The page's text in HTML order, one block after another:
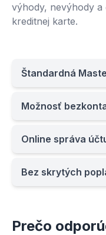
výhody, nevýhody a
kreditnej karte.
Štandardná
Možnosť
Online správa
Bez skrytých
Prečo